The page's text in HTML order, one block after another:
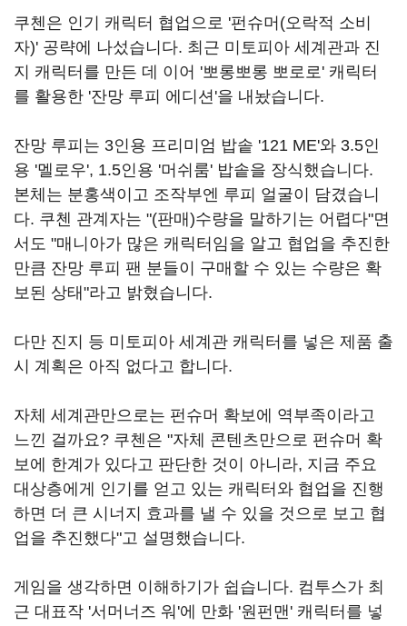
쿠첸은 인기 캐릭터 협업으로 '펀슈머(오락적 소비
자)' 공략에 나섰습니다. 최근 미토피아 세계관과 진
지 캐릭터를 만든 데 이어 '뽀롱뽀롱 뽀로로' 캐릭터
를 활용한 '잔망 루피 에디션'을 내놨습니다.
잔망 루피는 3인용 프리미엄 밥솥 '121 ME'와 3.5인
용 '멜로우', 1.5인용 '머쉬룸' 밥솥을 장식했습니다.
본체는 분홍색이고 조작부엔 루피 얼굴이 담겼습니
다. 쿠첸 관계자는 "(판매)수량을 말하기는 어렵다"면
서도 "매니아가 많은 캐릭터임을 알고 협업을 추진한
만큼 잔망 루피 팬 분들이 구매할 수 있는 수량은 확
보된 상태"라고 밝혔습니다.
다만 진지 등 미토피아 세계관 캐릭터를 넣은 제품 출
시 계획은 아직 없다고 합니다.
자체 세계관만으로는 펀슈머 확보에 역부족이라고
느낀 걸까요? 쿠첸은 "자체 콘텐츠만으로 펀슈머 확
보에 한계가 있다고 판단한 것이 아니라, 지금 주요
대상층에게 인기를 얻고 있는 캐릭터와 협업을 진행
하면 더 큰 시너지 효과를 낼 수 있을 것으로 보고 협
업을 추진했다"고 설명했습니다.
게임을 생각하면 이해하기가 쉽습니다. 컴투스가 최
근 대표작 '서머너즈 워'에 만화 '원펀맨' 캐릭터를 넣